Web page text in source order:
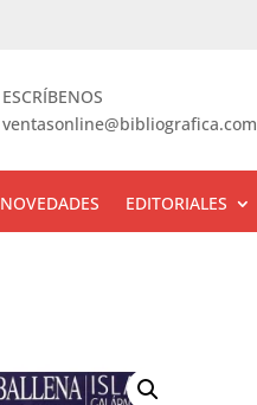
ESCRÍBENOS
ventasonline@bibliografica.com
NOVEDADES EDITORIALES